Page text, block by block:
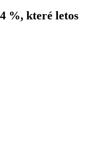
%, které letos